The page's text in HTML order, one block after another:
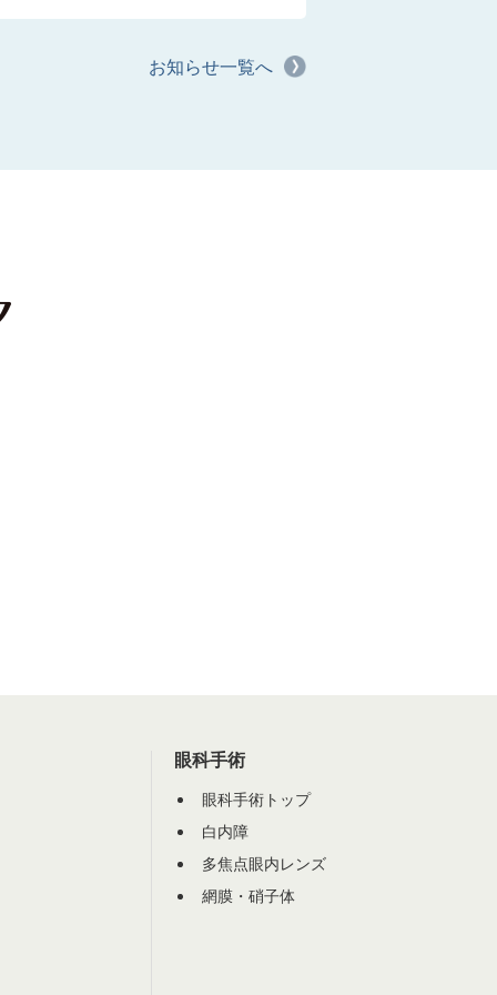
お知らせ一覧へ
眼科手術
眼科手術トップ
白内障
多焦点眼内レンズ
網膜・硝子体